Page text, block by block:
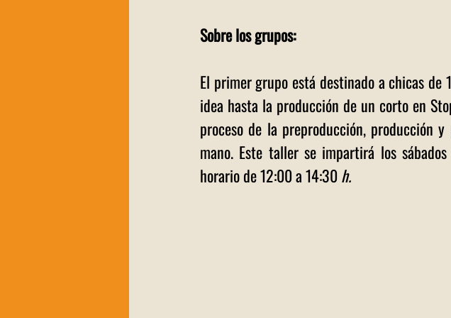
Sobre los grupos:
El primer grupo está destinado a chicas de
idea hasta la producción de un corto en
proceso de la preproducción, producción
mano. Este taller se impartirá los
horario de 12:00 a 14:30 h.